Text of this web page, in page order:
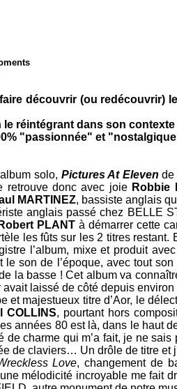
découvrir (ou redécouvrir)
réintégrant dans son
"passionnée" et
solo, Pictures At Eleven de
retrouve donc avec joie Robbie
MARTINEZ, bassiste anglais
anglais passé chez BELLE
Robert PLANTà démarrer cette
les fûts sur les 2 titres
l’album, mixe et produit avec
le son de l’époque, avec tout
la basse ! Cet album va
laissé de côté depuis environ
et majestueux titre d’Aor, le
COLLINS, pourtant hors
années 80 est là, dans le haut
de charme qui m’a fait, je ne
de claviers… Un drôle de titre et
Love, changement de
mélodicité incroyable me